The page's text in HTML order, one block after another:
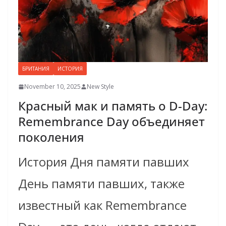
БРИТАНИЯ ИСТОРИЯ
November 10, 2025 New Style
Красный мак и память о D-Day:
Remembrance Day объединяет
поколения
История Дня памяти павших
День памяти павших, также
известный как Remembrance